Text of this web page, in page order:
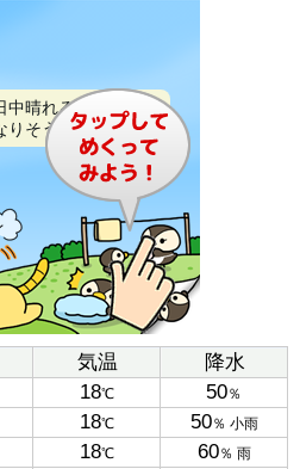
晴れるでしょう。
りそうです。
気温
降水
18℃ 50％
18℃ 50％ 小雨
18℃ 60％ 雨